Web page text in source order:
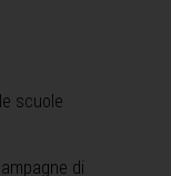
scuole
di